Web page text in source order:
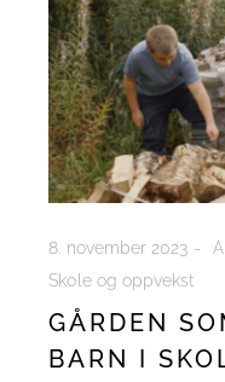
8. november 2023
Skole og oppvekst
GÅRDEN
BARN I